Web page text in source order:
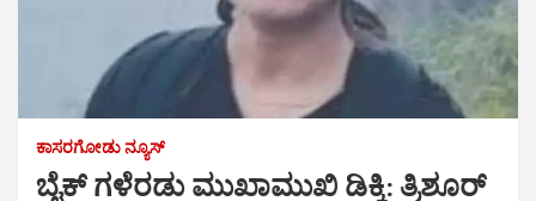
ಕಾಸರಗೋಡು ನ್ಯೂಸ್
ಬೈಕ್ ಗಳೆರಡು ಮುಖಾಮುಖಿ ಡಿಕ್ಕಿ: ತ್ರಿಶೂರ್